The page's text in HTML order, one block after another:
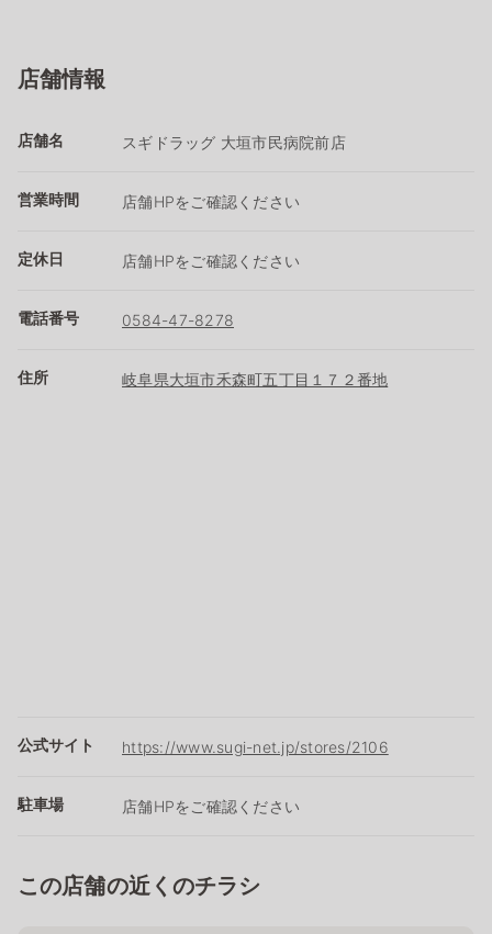
店舗情報
店舗名 スギドラッグ 大垣市民病院前店
営業時間 店舗HPをご確認ください
定休日 店舗HPをご確認ください
電話番号 0584-47-8278
住所 岐阜県大垣市禾森町五丁目１７２番地
公式サイト https://www.sugi-net.jp/stores/2106
駐車場 店舗HPをご確認ください
この店舗の近くのチラシ